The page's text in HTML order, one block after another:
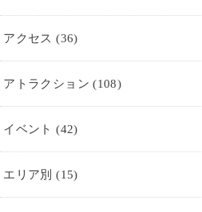
アクセス(36)
アトラクション(108)
イベント(42)
エリア別(15)